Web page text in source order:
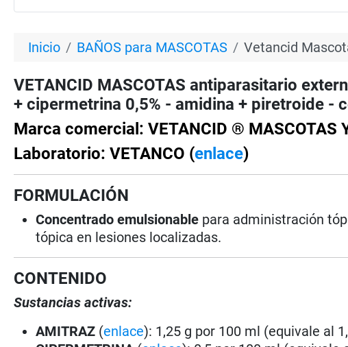
Inicio BAÑOS para MASCOTAS Vetancid
VETANCID MASCOTAS antiparasitario
+ cipermetrina 0,5% - amidina + piretroide -
Marca comercial: VETANCID ® MASCOTAS
Laboratorio: VETANCO (enlace)
FORMULACIÓN
Concentrado emulsionable para administración
tópica en lesiones localizadas.
CONTENIDO
Sustancias activas:
AMITRAZ (enlace): 1,25 g por 100 ml (equivale al